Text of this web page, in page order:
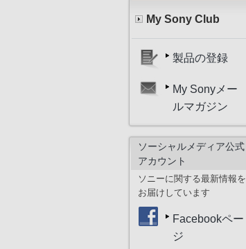
My Sony Club
製品の登録
My Sonyメー
ルマガジン
ソーシャルメディア公式
アカウント
ソニーに関する最新情報を
お届けしています
Facebookペー
ジ